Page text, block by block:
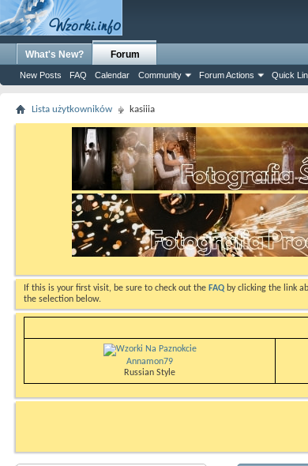
What's New? Forum
New Posts FAQ Calendar Community Forum Actions Quick
Lista użytkowników kasiiia
If this is your first visit, be sure to check out the FAQ by clicking the link
the selection below.
Annamon79
Russian Style